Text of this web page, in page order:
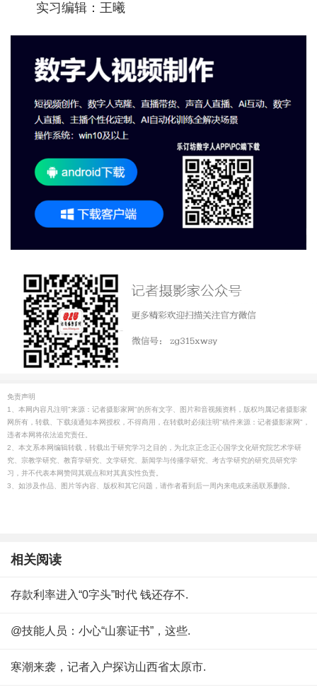
实习编辑：王曦
免责声明
1、本网内容凡注明"来源：记者摄影家网"的所有文字、图片和音视频资料，版权均属记者摄影家
网所有，转载、下载须通知本网授权，不得商用，在转载时必须注明"稿件来源：记者摄影家网"，
违者本网将依法追究责任。
2、本文系本网编辑转载，转载出于研究学习之目的，为北京正念正心国学文化研究院艺术学研
究、宗教学研究、教育学研究、文学研究、新闻学与传播学研究、考古学研究的研究员研究学
习，并不代表本网赞同其观点和对其真实性负责。
3、如涉及作品、图片等内容、版权和其它问题，请作者看到后一周内来电或来函联系删除。
相关阅读
存款利率进入“0字头”时代 钱还存不.
@技能人员：小心“山寨证书”，这些.
寒潮来袭，记者入户探访山西省太原市.